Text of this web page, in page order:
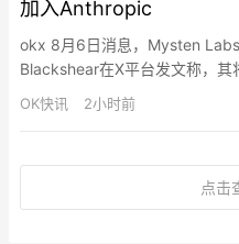
加入Anthropic
okx 8月6日消息，Mysten
Blackshear在X平台发文称，
Anthropic从事防御性安全研究
量平衡正在转变，投身安全领
Mysten La…
OK快讯 2小时前
点击